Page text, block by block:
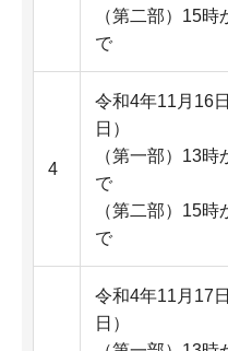
（第二部）15時
で
4
令和4年11月16
日）
（第一部）13時
で
（第二部）15時
で
令和4年11月17
日）